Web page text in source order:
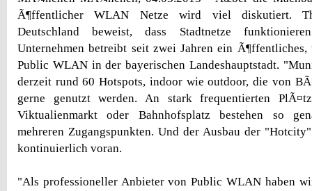
Ã¶ffentlicher WLAN Netze wird viel diskutiert.
Deutschland beweist, dass Stadtnetze
Unternehmen betreibt seit zwei Jahren ein Ã¶ffentliches,
Public WLAN in der bayerischen Landeshauptstadt.
derzeit rund 60 Hotspots, indoor wie outdoor, die von
gerne genutzt werden. An stark frequentierten
Viktualienmarkt oder Bahnhofsplatz bestehen so
mehreren Zugangspunkten. Und der Ausbau der
kontinuierlich voran.
"Als professioneller Anbieter von Public WLAN haben